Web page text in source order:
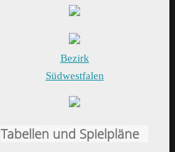
Bezirk
Südwestfalen
Tabellen und Spielpläne